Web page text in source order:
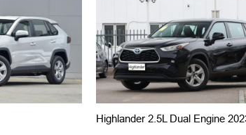
Highlander 2.5L Dual Engine